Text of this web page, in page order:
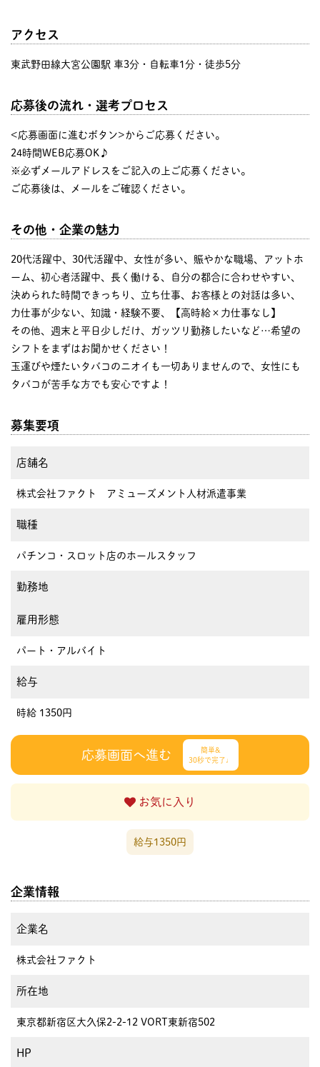
アクセス
東武野田線大宮公園駅 車3分・自転車1分・徒歩5分
応募後の流れ・選考プロセス
<応募画面に進むボタン>からご応募ください。
24時間WEB応募OK♪
※必ずメールアドレスをご記入の上ご応募ください。
ご応募後は、メールをご確認ください。
その他・企業の魅力
20代活躍中、30代活躍中、女性が多い、賑やかな職場、アットホ
ーム、初心者活躍中、長く働ける、自分の都合に合わせやすい、
決められた時間できっちり、立ち仕事、お客様との対話は多い、
力仕事が少ない、知識・経験不要、【高時給×力仕事なし】
その他、週末と平日少しだけ、ガッツリ勤務したいなど…希望の
シフトをまずはお聞かせください！
玉運びや煙たいタバコのニオイも一切ありませんので、女性にも
タバコが苦手な方でも安心ですよ！
募集要項
店舗名
株式会社ファクト アミューズメント人材派遣事業
職種
パチンコ・スロット店のホールスタッフ
勤務地
雇用形態
パート・アルバイト
給与
時給 1350円
応募画面へ進む
簡単&
30秒で完了♩
お気に入り
給与1350円
企業情報
企業名
株式会社ファクト
所在地
東京都新宿区大久保2-2-12 VORT東新宿502
HP